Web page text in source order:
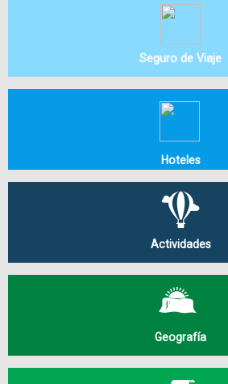
Seguro de Viaje
Hoteles
Actividades
Geografía